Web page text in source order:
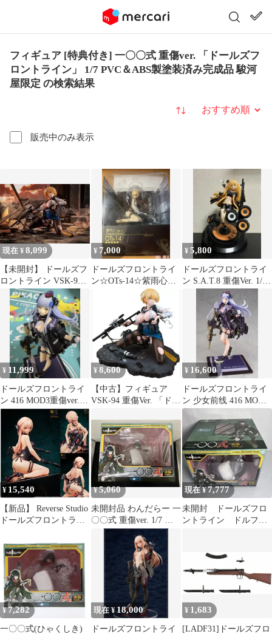
フィギュア [特典付き] 一〇〇式 重傷ver. 「ドールズフ
ロントライン」 1/7 PVC＆ABS製塗装済み完成品 駿河
屋限定 の検索結果
販売中のみ表示
並び替え
現在 ¥8,099
【未開封】 ドールズフ
ロントライン VSK-94
フィギュア 重傷ve
¥ 7,000
ドールズフロントライ
ン☆OTs-14☆紫雨心☆
¥5,800
ドールズフロントライ
ン S.A.T.8 重傷Ver. 1/7
スケール フィギュア
¥ 11,999
ドールズフロントライ
ン 416 MOD3重傷ver.
フィギュア
¥ 8,600
【中古】フィギュア
VSK-94 重傷Ver. 「ドー
1/6 プラスチック製塗装
済み完成品
GOODSMILE ONLINE
SHOP＆Amazon.co.jp＆
あみあみ限定
¥ 16,600
ドールズフロントライ
ン 少女前线 416 MOD3
重傷Ver. 開封品
¥ 15,540
【新品】 Reverse Studio
ドールズフロントライ
Ver. フィギュア
¥5,060
未開封品 わんだらー 一
〇〇式 重傷ver. 1/7 ド
ールズフロントライン
現在 ¥7,777
未開封 ドールズフロ
ントライン ドルフ
¥7,282
一〇〇式(ひゃくしき)
現在 ¥18,000
ドールズフロントライ
¥ 1,683
[LADF31]ドールズフロ